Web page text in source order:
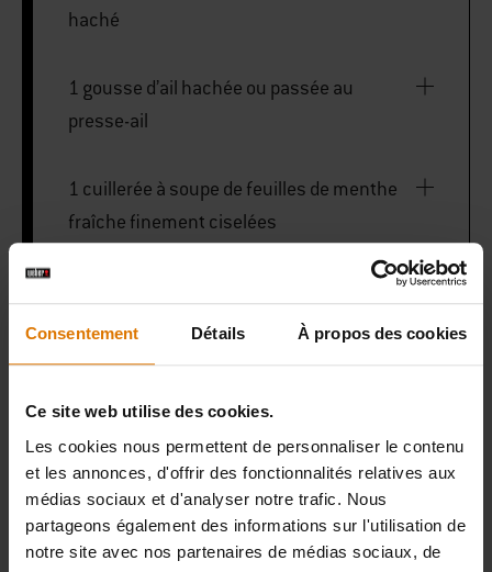
Consentement Détails À propos des cookies
Ce site web utilise des cookies.
Les cookies nous permettent de personnaliser le contenu
et les annonces, d'offrir des fonctionnalités relatives aux
médias sociaux et d'analyser notre trafic. Nous
partageons également des informations sur l'utilisation de
notre site avec nos partenaires de médias sociaux, de
haché
1 gousse d’ail hachée ou passée au
presse-ail
1 cuillerée à soupe de feuilles de menthe
fraîche finement ciselées
frais
1/4 de cuillerée à café de sel
1/8 de cuillerée à café de poivre noir
fraîchement moulu